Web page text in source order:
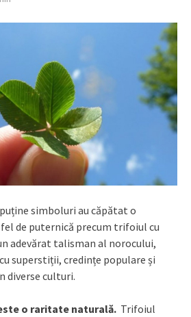
simboluri au căpătat o
de puternică precum trifoiul cu
adevărat talisman al norocului,
superstiții, credințe populare și
diverse culturi.
o raritate naturală. Trifoiul